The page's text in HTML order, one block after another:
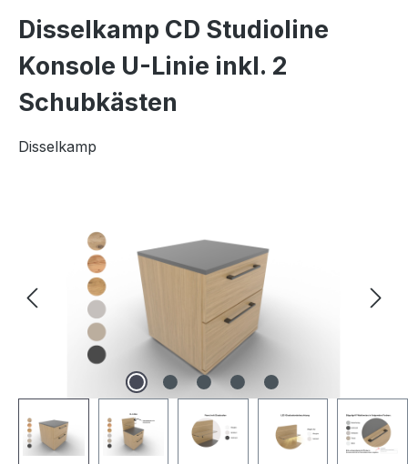
Disselkamp CD Studioline
Konsole U-Linie inkl. 2
Schubkästen
Disselkamp